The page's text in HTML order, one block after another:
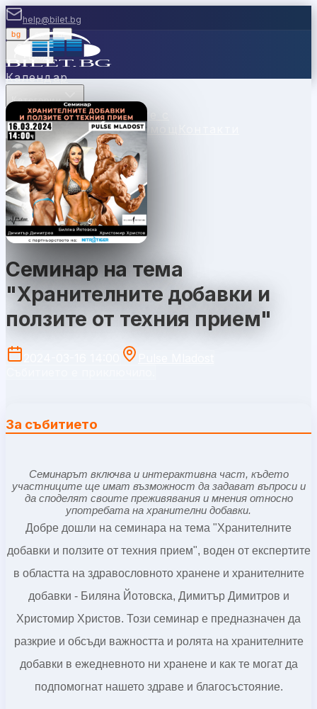
help@bilet.bg
bg |
Вход
Календар
Категории
МестаКасиПродавайте с
насВаучери НовиниПомощ
Семинар на тема
"Хранителните добавки и
ползите от техния прием"
За събитието
Семинарът включва и интерактивна част, където
участниците ще имат възможност да задават въпроси и
да споделят своите преживявания и мнения относно
употребата на хранителни добавки.
Добре дошли на семинара на тема "Хранителните
добавки и ползите от техния прием", воден от експертите
в областта на здравословното хранене и хранителните
добавки - Биляна Йотовска, Димитър Димитров и
Христомир Христов. Този семинар е предназначен да
разкрие и обсъди важността и ролята на хранителните
добавки в ежедневното ни хранене и как те могат да
подпомогнат нашето здраве и благосъстояние.